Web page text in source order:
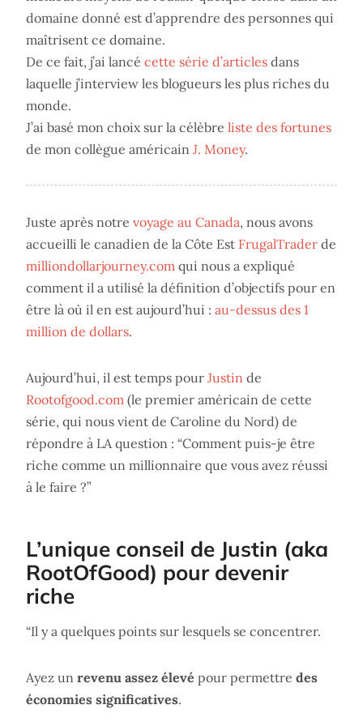
domaine donné est d’apprendre des personnes qui
maîtrisent ce domaine.
De ce fait, j’ai lancé cette série d’articles dans
laquelle j’interview les blogueurs les plus riches du
monde.
J’ai basé mon choix sur la célèbre liste des fortunes
de mon collègue américain J. Money.
Juste après notre voyage au Canada, nous avons
accueilli le canadien de la Côte Est FrugalTrader de
milliondollarjourney.com qui nous a expliqué
comment il a utilisé la définition d’objectifs pour en
être là où il en est aujourd’hui : au-dessus des 1
million de dollars.
Aujourd’hui, il est temps pour Justin de
Rootofgood.com (le premier américain de cette
série, qui nous vient de Caroline du Nord) de
répondre à LA question : “Comment puis-je être
riche comme un millionnaire que vous avez réussi
à le faire ?”
L’unique conseil de Justin (aka
RootOfGood) pour devenir
riche
“Il y a quelques points sur lesquels se concentrer.
Ayez un revenu assez élevé pour permettre des
économies significatives.